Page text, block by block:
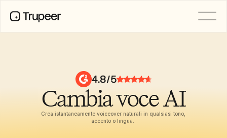
4.8/5
Cambia voce AI
Crea istantaneamente voiceover naturali in qualsiasi tono,
accento o lingua.
Base di conoscenza
Kit del marchio